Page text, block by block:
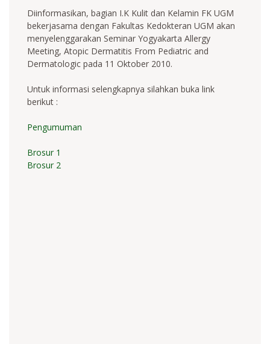
Diinformasikan, bagian I.K Kulit dan Kelamin FK UGM
bekerjasama dengan Fakultas Kedokteran UGM akan
menyelenggarakan Seminar Yogyakarta Allergy
Meeting, Atopic Dermatitis From Pediatric and
Dermatologic pada 11 Oktober 2010.
Untuk informasi selengkapnya silahkan buka link
berikut :
Pengumuman
Brosur 1
Brosur 2